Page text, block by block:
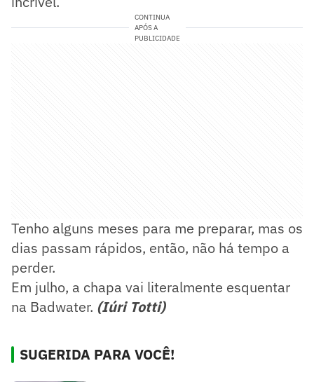
CONTINUA
APÓS A
PUBLICIDADE
Tenho alguns meses para me preparar, mas os
dias passam rápidos, então, não há tempo a
perder.
Em julho, a chapa vai literalmente esquentar
na Badwater. (Iúri Totti)
SUGERIDA PARA VOCÊ!